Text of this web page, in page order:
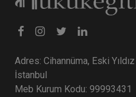
Adres: Cihannüma, Eski
İstanbul
Meb Kurum Kodu: 99993431